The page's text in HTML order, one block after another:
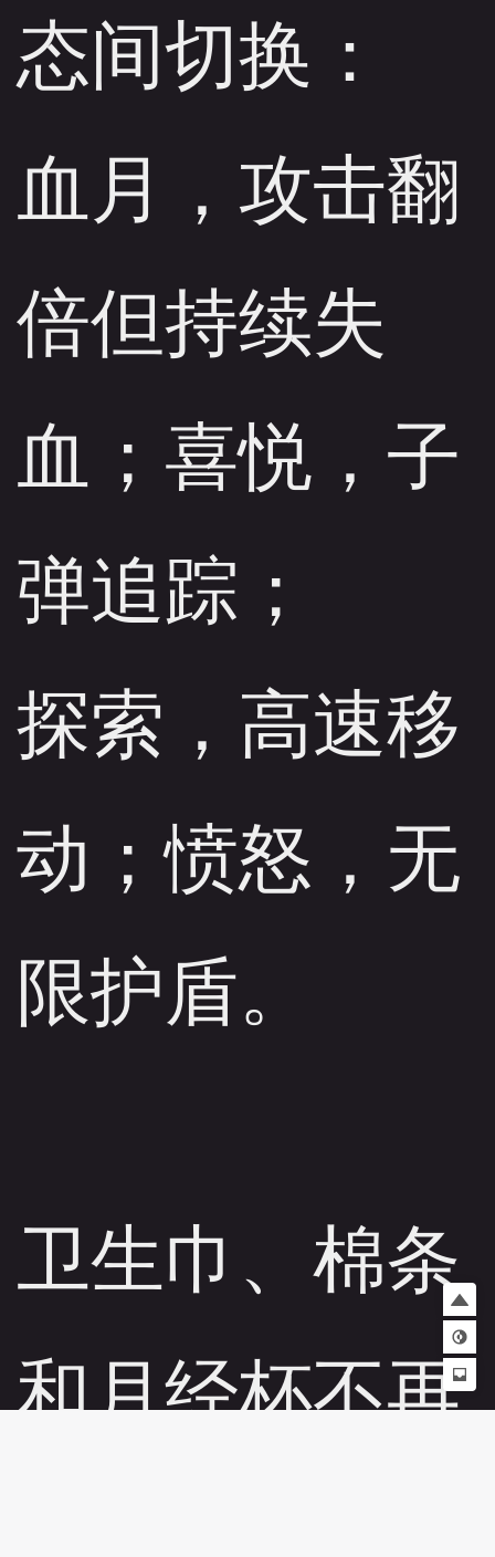
态间切换：
血月，攻击翻
倍但持续失
血；喜悦，子
弹追踪；
探索，高速移
动；愤怒，无
限护盾。
卫生巾、棉条
和月经杯不再